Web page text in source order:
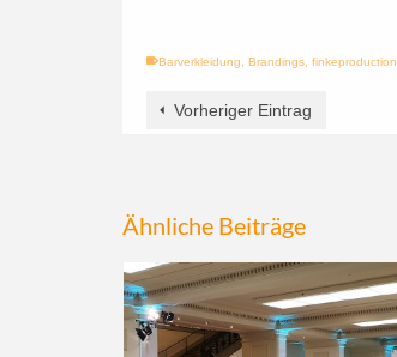
Barverkleidung Brandings finkeproduction
Vorheriger Eintrag
Ähnliche Beiträge